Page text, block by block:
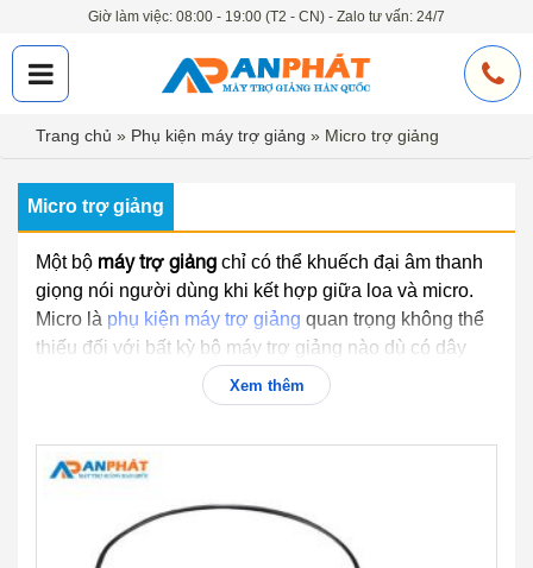
Giờ làm việc: 08:00 - 19:00 (T2 - CN) - Zalo tư vấn: 24/7
Trang chủ » Phụ kiện máy trợ giảng » Micro trợ giảng
Micro trợ giảng
Một bộ máy trợ giảng chỉ có thể khuếch đại âm thanh
giọng nói người dùng khi kết hợp giữa loa và micro.
Micro là phụ kiện máy trợ giảng quan trọng không thể
thiếu đối với bất kỳ bộ máy trợ giảng nào dù có dây
Micro trợ giảng
thông qua dây dẫn(míc có dây) hoặc qua
sóng FM, 2.4G hay sóng UHF(míc không dây). Sau đó,
Xem thêm